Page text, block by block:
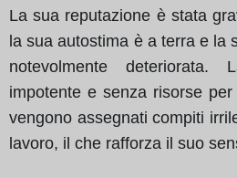
La sua reputazione è stata
la sua autostima è a terra e la
notevolmente
impotente e senza risorse
vengono assegnati compiti
lavoro, il che rafforza il suo